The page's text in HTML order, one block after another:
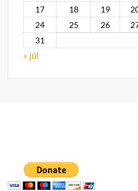
17
18 19
24
25 26
31
« júl